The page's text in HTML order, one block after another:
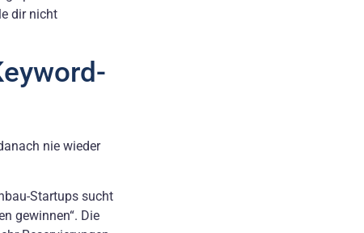
dir nicht
nie wieder
Startups sucht
gewinnen“. Die